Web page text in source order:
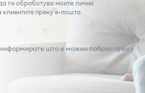
ги обработува моите лични
преку е-пошта.
што е можно побрзо преку